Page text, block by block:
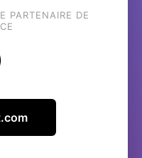
PARTENAIRE DE